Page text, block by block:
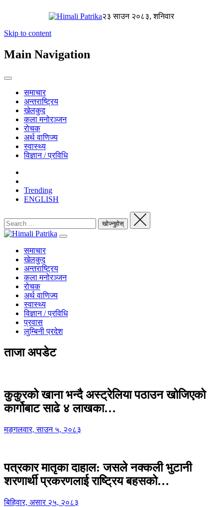
२३ साउन २०८३, शनिवार
Skip to content
Main Navigation
समाचार
अन्तराष्ट्रिय
खेलकुद
कला मनोरञ्जन
रोचक
अर्थ वाणिज्य
स्वास्थ्य
विज्ञान / प्रविधि
Trending
ENGLISH
समाचार
खेलकुद
अन्तराष्ट्रिय
कला मनोरञ्जन
रोचक
अर्थ वाणिज्य
स्वास्थ्य
विज्ञान / प्रविधि
प्रवास
लुम्बिनी प्रदेश
ताजा अपडेट
कुकुरको खाना भन्दै अस्ट्रेलिया पठाउन खोजिएको
कार्गोबाट साढे ४ लाखका…
मङ्गलवार, साउन ५, २०८३
पत्रकार मातृका दाहाल: जसले नक्कली भुटानी
शरणार्थी प्रकरणलाई राष्ट्रिय बहसको…
बिहिवार, असार २५, २०८३